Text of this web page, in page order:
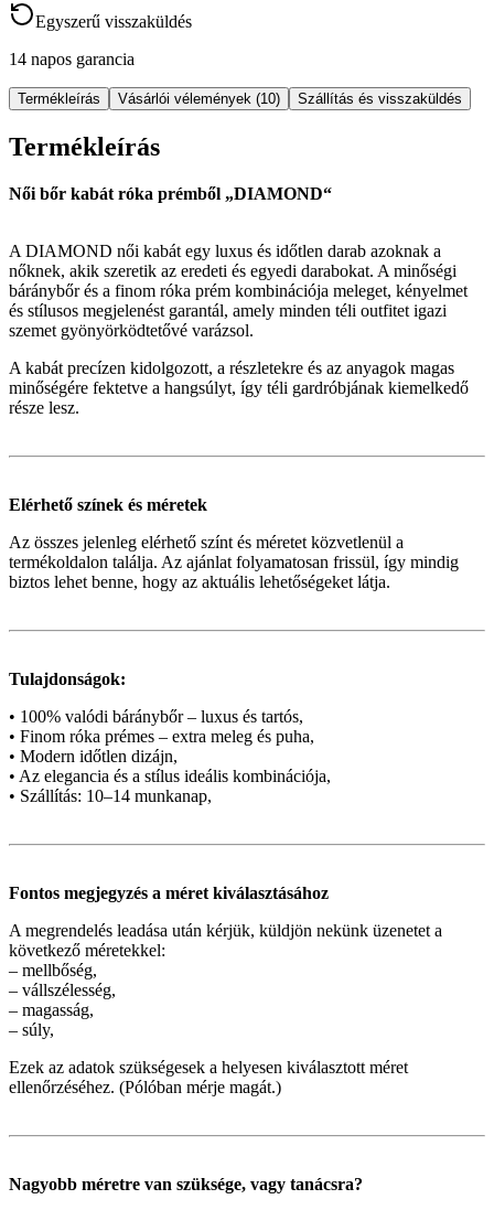
Egyszerű visszaküldés
14 napos garancia
Termékleírás Vásárlói vélemények (10) Szállítás és visszaküldés
Termékleírás
Női bőr kabát róka prémből „DIAMOND“
A DIAMOND női kabát egy luxus és időtlen darab azoknak a
nőknek, akik szeretik az eredeti és egyedi darabokat. A minőségi
báránybőr és a finom róka prém kombinációja meleget, kényelmet
és stílusos megjelenést garantál, amely minden téli outfitet igazi
szemet gyönyörködtetővé varázsol.
A kabát precízen kidolgozott, a részletekre és az anyagok magas
minőségére fektetve a hangsúlyt, így téli gardróbjának kiemelkedő
része lesz.
Elérhető színek és méretek
Az összes jelenleg elérhető színt és méretet közvetlenül a
termékoldalon találja. Az ajánlat folyamatosan frissül, így mindig
biztos lehet benne, hogy az aktuális lehetőségeket látja.
Tulajdonságok:
• 100% valódi báránybőr – luxus és tartós,
• Finom róka prémes – extra meleg és puha,
• Modern időtlen dizájn,
• Az elegancia és a stílus ideális kombinációja,
• Szállítás: 10–14 munkanap,
Fontos megjegyzés a méret kiválasztásához
A megrendelés leadása után kérjük, küldjön nekünk üzenetet a
következő méretekkel:
– mellbőség,
– vállszélesség,
– magasság,
– súly,
Ezek az adatok szükségesek a helyesen kiválasztott méret
ellenőrzéséhez. (Pólóban mérje magát.)
Nagyobb méretre van szüksége, vagy tanácsra?